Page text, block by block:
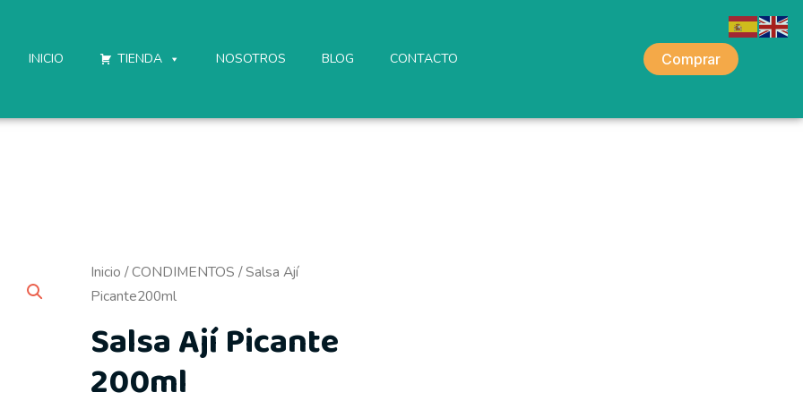
INICIO TIENDA NOSOTROS BLOG CONTACTO Comprar
Inicio /CONDIMENTOS / Salsa Ají
Picante200ml
Salsa Ají Picante
200ml